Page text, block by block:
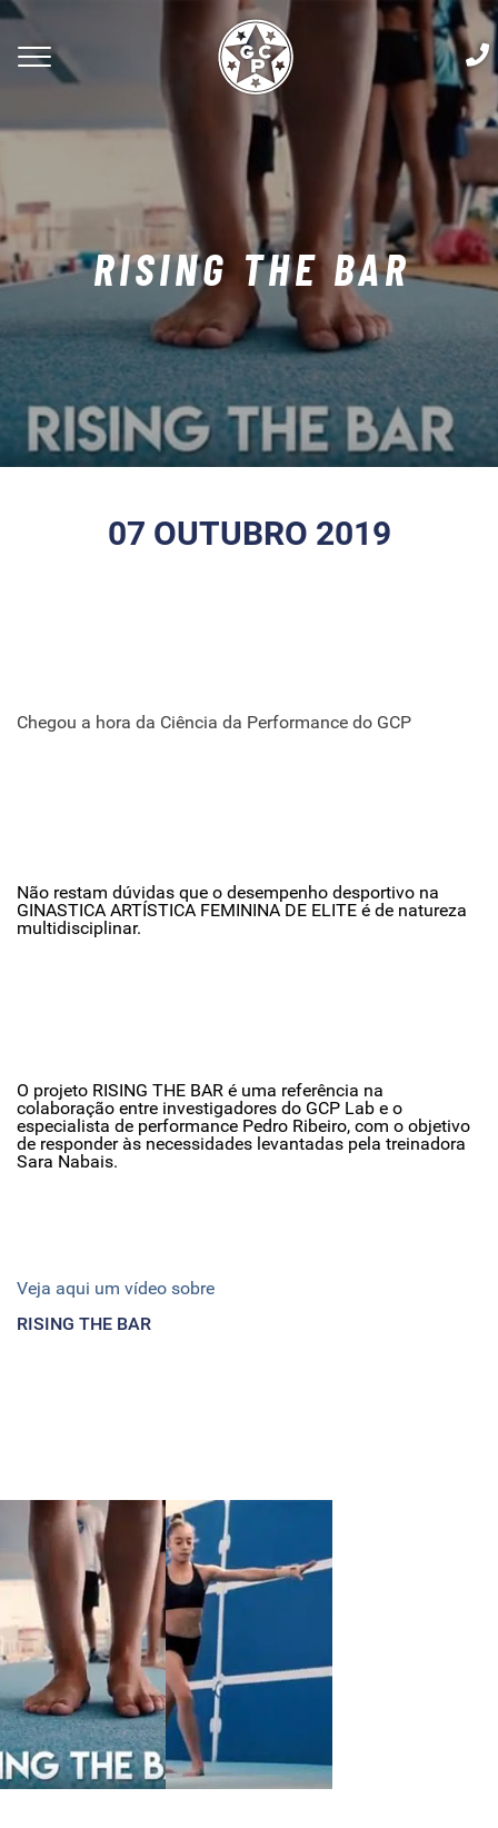
RISING THE BAR
07 OUTUBRO 2019
Chegou a hora da Ciência da Performance do GCP
Não restam dúvidas que o desempenho desportivo na
GINASTICA ARTÍSTICA FEMININA DE ELITE é de natureza
multidisciplinar.
O projeto RISING THE BAR é uma referência na
colaboração entre investigadores do GCP Lab e o
especialista de performance Pedro Ribeiro, com o objetivo
de responder às necessidades levantadas pela treinadora
Sara Nabais.
Veja aqui um vídeo sobre
RISING THE BAR